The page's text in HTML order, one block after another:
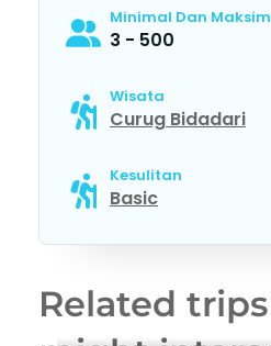
Minimal Dan
3 - 500
Wisata
Curug Bidadari
Kesulitan
Basic
Related